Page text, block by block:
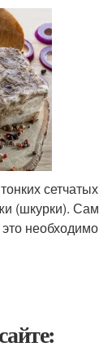
сетчатых
(шкурки). Сам
необходимо